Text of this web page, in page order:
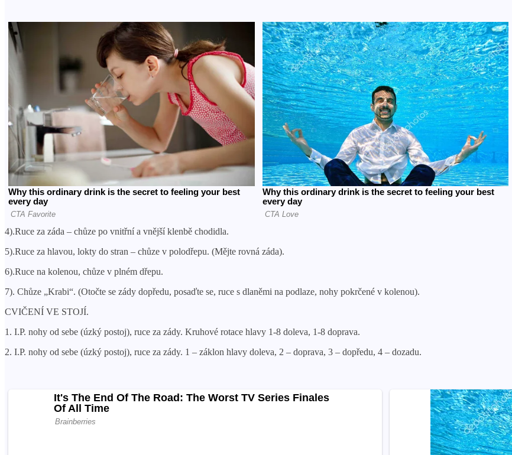
4).Ruce za záda – chůze po vnitřní a vnější klenbě chodidla.
5).Ruce za hlavou, lokty do stran – chůze v polodřepu. (Mějte rovná záda).
6).Ruce na kolenou, chůze v plném dřepu.
7). Chůze „Krabi“. (Otočte se zády dopředu, posaďte se, ruce s dlaněmi na podlaze, nohy pokrčené v kolenou).
CVIČENÍ VE STOJÍ.
1. I.P. nohy od sebe (úzký postoj), ruce za zády. Kruhové rotace hlavy 1-8 doleva, 1-8 doprava.
2. I.P. nohy od sebe (úzký postoj), ruce za zády. 1 – záklon hlavy doleva, 2 – doprava, 3 – dopředu, 4 – dozadu.